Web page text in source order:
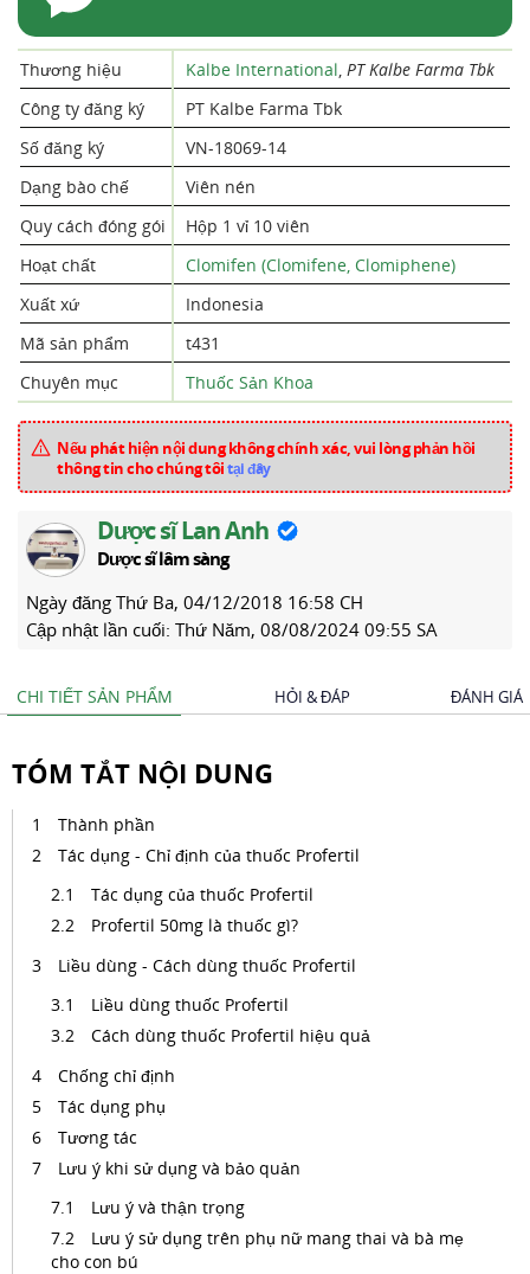
Thương hiệu Kalbe International, PT Kalbe Farma Tbk
Công ty đăng ký
PT Kalbe Farma Tbk
Số đăng ký
VN-18069-14
Dạng bào chế
Viên nén
Quy cách đóng gói
Hộp 1 vỉ 10 viên
Hoạt chất
Clomifen (Clomifene, Clomiphene)
Xuất xứ
Indonesia
Mã sản phẩm
t431
Chuyên mục
Thuốc Sản Khoa
Nếu phát hiện nội dung không chính xác, vui lòng phản hồi
thông tin cho chúng tôitại đây
Dược sĩ Lan Anh
Dược sĩ lâm sàng
Ngày đăng Thứ Ba, 04/12/2018 16:58 CH
Cập nhật lần cuối: Thứ Năm, 08/08/2024 09:55 SA
CHI TIẾT SẢN PHẨM HỎI & ĐÁP ĐÁNH GIÁ
TÓM TẮT NỘI DUNG
Thành phần
Tác dụng - Chỉ định của thuốc Profertil
Tác dụng của thuốc Profertil
Profertil 50mg là thuốc gì?
Liều dùng - Cách dùng thuốc Profertil
Liều dùng thuốc Profertil
Cách dùng thuốc Profertil hiệu quả
Chống chỉ định
Tác dụng phụ
Tương tác
Lưu ý khi sử dụng và bảo quản
Lưu ý và thận trọng
Lưu ý sử dụng trên phụ nữ mang thai và bà mẹ
cho con bú